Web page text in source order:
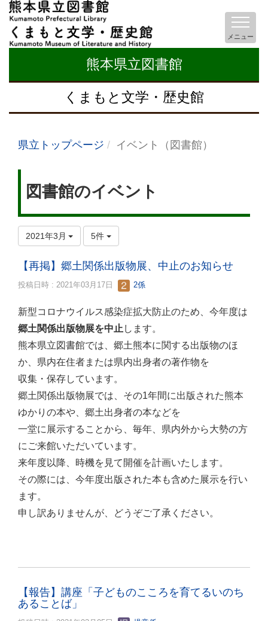
熊本県立図書館
くまもと文学・歴史館
メニュー
県立トップページ イベント（図書館）
図書館のイベント
2021年3月 5件
【再掲】郷土関係出版物展、中止のお知らせ
投稿日時 : 2021年03月17日 2係
新型コロナウイルス感染症拡大防止のため、今年度は
郷土関係出版物展を中止 します。
熊本県立図書館では、郷土熊本に関する出版物のほ
か、県内在住者または県内出身者の著作物を
収集・保存しています。
郷土関係出版物展では、その1年間に出版された熊本
ゆかりの本や、郷土出身者の本などを
一堂に展示することから、毎年、県内外から大勢の方
にご来館いただいています。
来年度以降、時機を見て開催を計画いたします。
その際には、今年度出版された本も含めた展示を行い
ます。
申し訳ありませんが、どうぞご了承ください。
【報告】講座「子どものこころを育てるいのち
あることば」